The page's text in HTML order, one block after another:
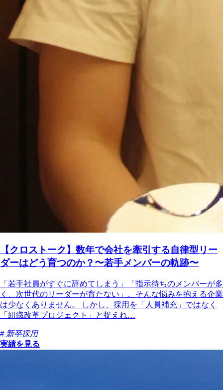
【クロストーク】数年で会社を牽引する自律型リー
ダーはどう育つのか？〜若手メンバーの軌跡〜
「若手社員がすぐに辞めてしまう」「指示待ちのメンバーが多
く、次世代のリーダーが育たない」。そんな悩みを抱える企業
は少なくありません。 しかし、採用を「人員補充」ではなく
「組織改革プロジェクト」と捉えれ…
# 新卒採用
実績を見る